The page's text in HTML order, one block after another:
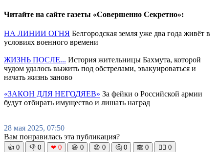
Читайте на сайте газеты «Совершенно Секретно»:
НА ЛИНИИ ОГНЯ Белгородская земля уже два года живёт в
условиях военного времени
ЖИЗНЬ ПОСЛЕ... История жительницы Бахмута, которой
чудом удалось выжить под обстрелами, эвакуироваться и
начать жизнь заново
«ЗАКОН ДЛЯ НЕГОДЯЕВ» За фейки о Российской армии
будут отбирать имущество и лишать наград
28 мая 2025, 07:50
Вам понравилась эта публикация?
👍 0 👎 0 ❤ 0 😆 0 😡 0 🤔 0 🙈 0 🧘‍♀️ 0